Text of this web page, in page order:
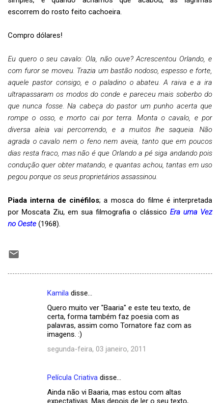
escorrem do rosto feito cachoeira.
Compro dólares!
Eu quero o seu cavalo: Ola, não ouve? Acrescentou Orlando, e
com furor se moveu. Trazia um bastão nodoso, espesso e forte,
aquele pastor consigo, e o paladino o abateu. A raiva e a ira
ultrapassaram os modos do conde e pareceu mais soberbo do
que nunca fosse. Na cabeça do pastor um punho acerta que
rompe o osso, e morto cai por terra. Monta o cavalo, e por
diversa aleia vai percorrendo, e a muitos lhe saqueia. Não
agrada o cavalo nem o feno nem aveia, tanto que em poucos
dias resta fraco, mas não é que Orlando a pé siga andando pois
condução quer obter matando, e quantas achou, tantas em uso
pegou porque os seus proprietários assassinou.
Piada interna de cinéfilos; a mosca do filme é interpretada
por Moscata Ziu, em sua filmografia o clássicoEra uma Vez
no Oeste (1968).
Kamila disse…
Quero muito ver "Baaria" e este teu texto, de
certa, forma também faz poesia com as
palavras, assim como Tornatore faz com as
imagens. :)
segunda-feira, 03 janeiro, 2011
Película Criativa disse…
Ainda não vi Baaria, mas estou com altas
expectativas. Mas depois de ler o seu texto,